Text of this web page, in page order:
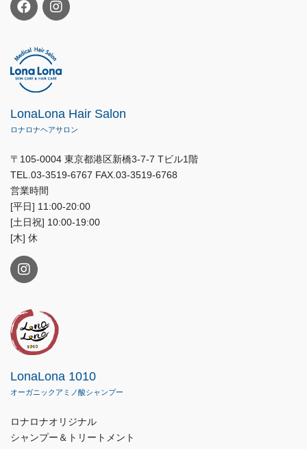
LonaLona Hair Salon
ロナロナヘアサロン
〒105-0004 東京都港区新橋3-7-7 Tビル1階
TEL.03-3519-6767 FAX.03-3519-6768
営業時間
[平日] 11:00-20:00
[土日祝] 10:00-19:00
[木] 休
LonaLona 1010
オーガニックアミノ酸シャンプー
ロナロナオリジナル
シャンプー＆トリートメント